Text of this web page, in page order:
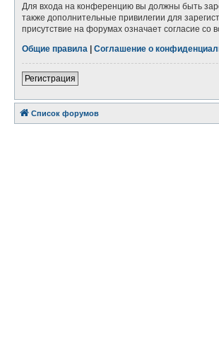
Для входа на конференцию вы должны быть
также дополнительные привилегии для
присутствие на форумах означает согласие со
Общие правила | Соглашение о
Регистрация
Список форумов